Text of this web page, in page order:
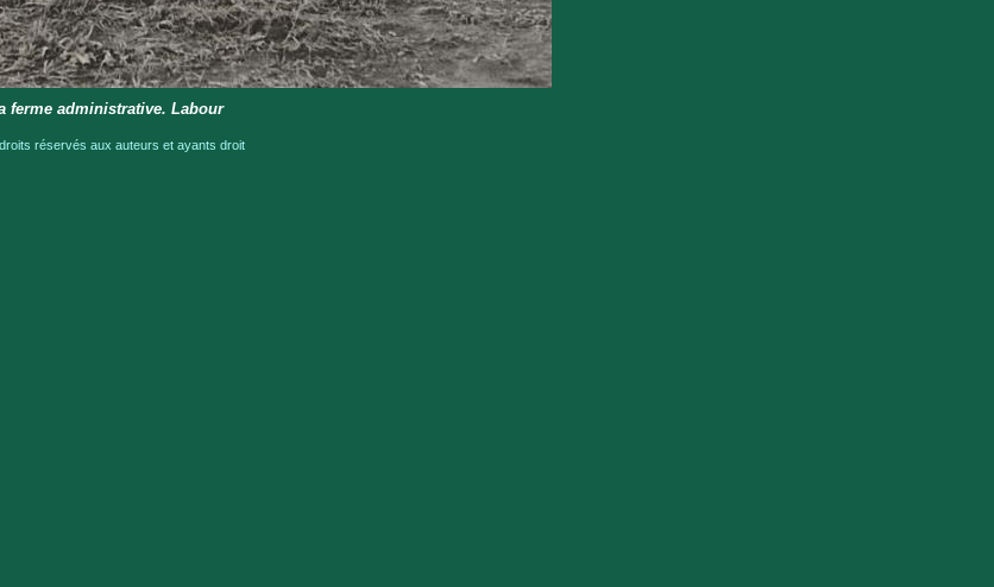
ferme administrative. Labour
réservés aux auteurs et ayants droit